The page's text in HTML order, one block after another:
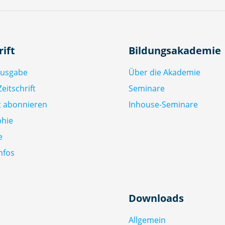
abonnieren
Bildungsakademie
Über die Akademie
Seminare
Inhouse-Seminare
Downloads
Allgemein